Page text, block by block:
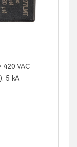
420 VAC
5 kA